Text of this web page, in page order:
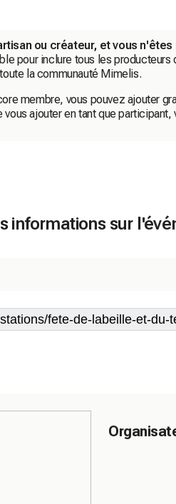
ou créateur, et vous
pour inclure tous les
la communauté Mimelis.
membre, vous pouvez ajouter
vous ajouter en tant que
informations sur
fete-de-labeille-et-du-